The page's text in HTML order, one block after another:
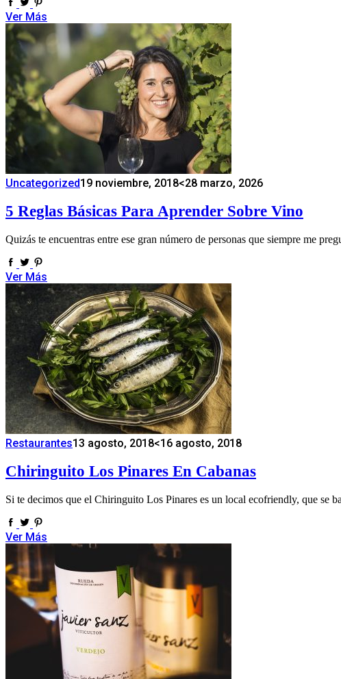
Ver Más
Uncategorized19 noviembre, 2018<28 marzo, 2026
5 Reglas Básicas Para Aprender Sobre Vino
Quizás te encuentras entre ese gran número de personas que siempre me
Ver Más
Restaurantes13 agosto, 2018<16 agosto, 2018
Chiringuito Los Pinares En Cabanas
Si te decimos que el Chiringuito Los Pinares es un local ecofriendly, que se
Ver Más